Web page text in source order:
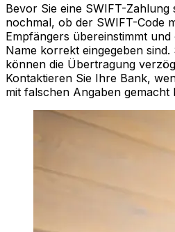
Bevor Sie eine SWIFT-
nochmal, ob der SWIFT-Code
Empfängers übereinstimmt
Name korrekt eingegeben
können die Übertragung
Kontaktieren Sie Ihre Bank,
mit falschen Angaben gemacht